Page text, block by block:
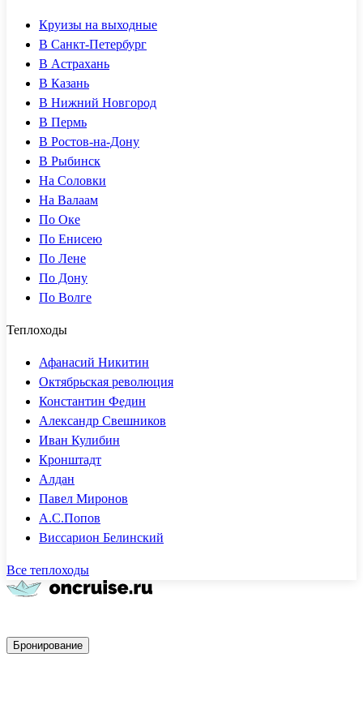
Круизы на выходные
В Санкт-Петербург
В Астрахань
В Казань
В Нижний Новгород
В Пермь
В Ростов-на-Дону
В Рыбинск
На Соловки
На Валаам
По Оке
По Енисею
По Лене
По Дону
По Волге
Теплоходы
Афанасий Никитин
Октябрьская революция
Константин Федин
Александр Свешников
Иван Кулибин
Кронштадт
Алдан
Павел Миронов
А.С.Попов
Виссарион Белинский
Все теплоходы
Бронирование